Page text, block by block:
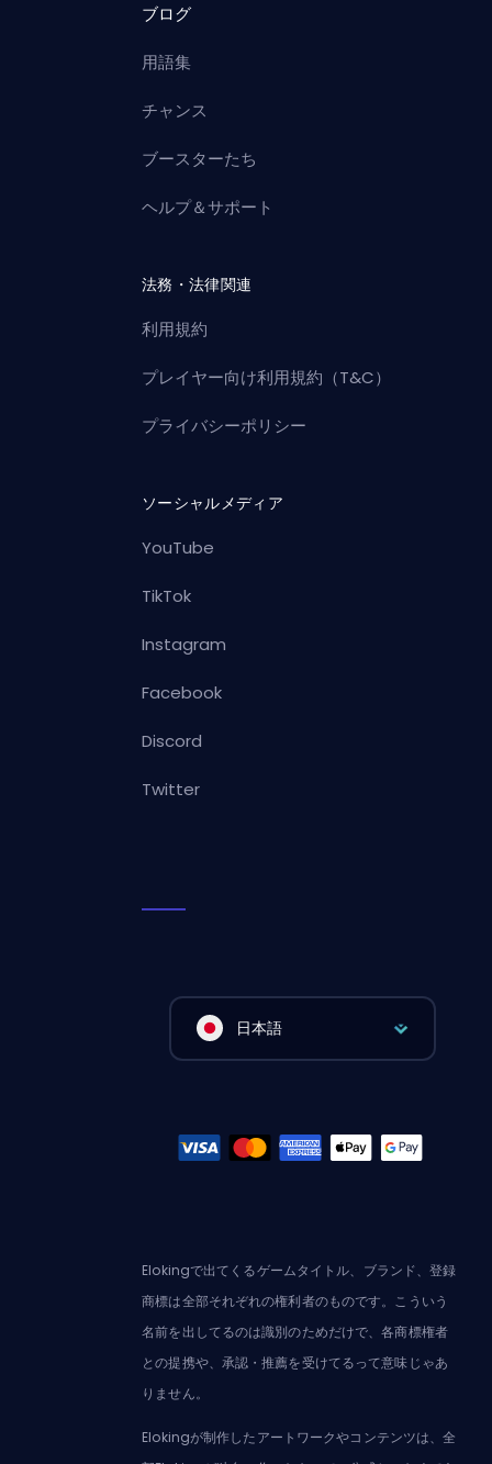
ブログ
用語集
チャンス
ブースターたち
ヘルプ＆サポート
法務・法律関連
利用規約
プレイヤー向け利用規約（T&C）
プライバシーポリシー
ソーシャルメディア
YouTube
TikTok
Instagram
Facebook
Discord
Twitter
日本語
Elokingで出てくるゲームタイトル、ブランド、登録
商標は全部それぞれの権利者のものです。こういう
名前を出してるのは識別のためだけで、各商標権者
との提携や、承認・推薦を受けてるって意味じゃあ
りません。
Elokingが制作したアートワークやコンテンツは、全